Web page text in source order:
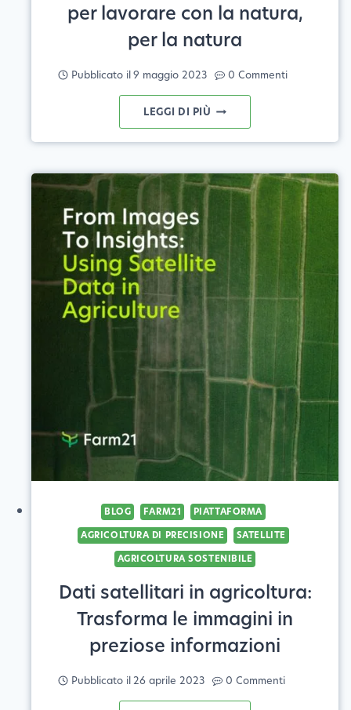
per lavorare con la natura,
per la natura
Pubblicato il9 maggio 2023 0 Commenti
LEGGI DI PIÙ AGRICOLTURA
RIGENERATIVA:
GLI
STRUMENTI
DELL'AGRICOLTURA
PRECISIONE
PER
LAVORARE
NATURA,
BLOG FARM21
PIATTAFORMA
AGRICOLTURA DI PRECISIONE
SATELLITE
AGRICOLTURA SOSTENIBILE
Dati satellitari in agricoltura:
Trasforma le immagini in
preziose informazioni
Pubblicato il26 aprile 2023 0 Commenti